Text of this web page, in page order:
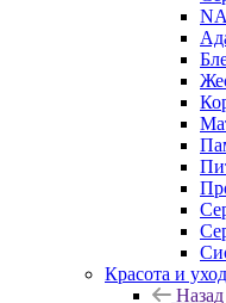
Красота и уход
Назад